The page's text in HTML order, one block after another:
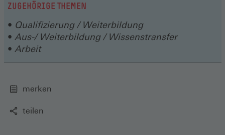
ZUGEHÖRIGE THEMEN
Qualifizierung / Weiterbildung
Aus-/ Weiterbildung / Wissenstransfer
Arbeit
merken
teilen